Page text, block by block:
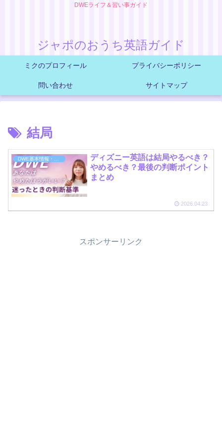
DWEライフ＆習い事ガイド
ジャポのおうち英語ガイド
ミクのプロフィール プライバシーポリシー
問い合わせ サイトマップ
結局
ディズニー英語は結局やるべき？
やめるべき？最後の判断ポイント
まとめ
2026.04.23
スポンサーリンク